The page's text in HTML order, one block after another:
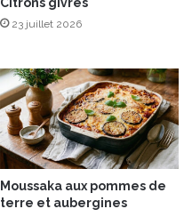
23 juillet 2026
Moussaka aux pommes de
terre et aubergines